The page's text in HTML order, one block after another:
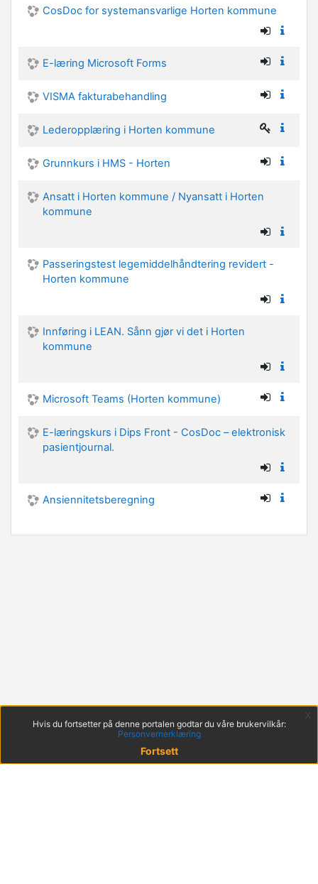
CosDoc for systemansvarlige Horten kommune
E-læring Microsoft Forms
VISMA fakturabehandling
Lederopplæring i Horten kommune
Grunnkurs i HMS - Horten
Ansatt i Horten kommune / Nyansatt i Horten
kommune
Passeringstest legemiddelhåndtering revidert -
Horten kommune
Innføring i LEAN. Sånn gjør vi det i Horten
kommune
Microsoft Teams (Horten kommune)
E-læringskurs i Dips Front - CosDoc – elektronisk
pasientjournal.
Ansiennitetsberegning
Hvis du fortsetter på denne portalen godtar du våre brukervilkår:
Personvernerklæring
Fortsett
x